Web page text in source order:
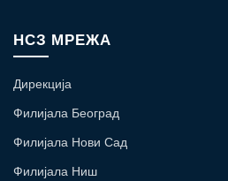
НСЗ МРЕЖА
Дирекција
Филијала Београд
Филијала Нови Сад
Филијала Ниш